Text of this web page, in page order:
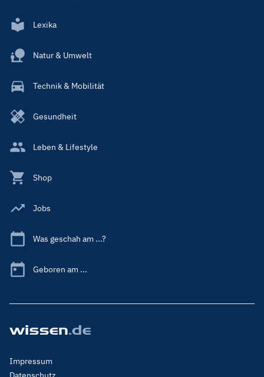
Lexika
Natur & Umwelt
Technik & Mobilität
Gesundheit
Leben & Lifestyle
Shop
Jobs
Was geschah am ...?
Geboren am ...
Footer
Menu
Impressum